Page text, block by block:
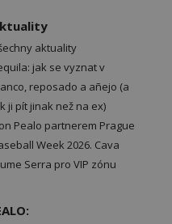
aktuality
jak se vyznat v
reposado a añejo (a
ji pít jinak než na ex)
Pealo partnerem Prague
Week 2026. Cava
Serra pro VIP zónu